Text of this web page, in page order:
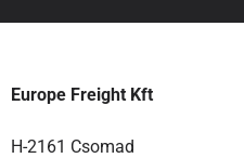
Europe Freight Kft
H-2161 Csomad